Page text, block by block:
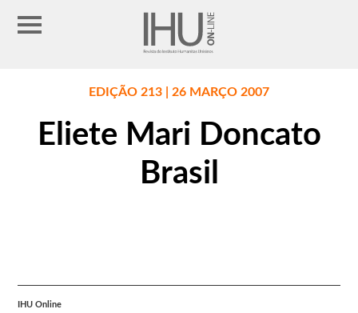
EDIÇÃO 213 | 26 MARÇO 2007
Eliete Mari Doncato
Brasil
IHU Online